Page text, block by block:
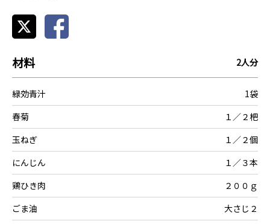
材料 2人分
緑効青汁
1袋
春菊
１／２杷
玉ねぎ
１／２個
にんじん
１／３本
鶏ひき肉
２００ｇ
ごま油
大さじ２